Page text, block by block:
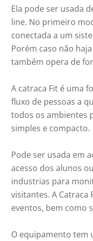
Ela pode ser usada
line. No primeiro
conectada a um
Porém caso não
também opera de
A catraca Fit é uma
fluxo de pessoas a
todos os ambientes
simples e compacto.
Pode ser usada em
acesso dos alunos
industrias para
visitantes. A
eventos, bem como
O equipamento tem